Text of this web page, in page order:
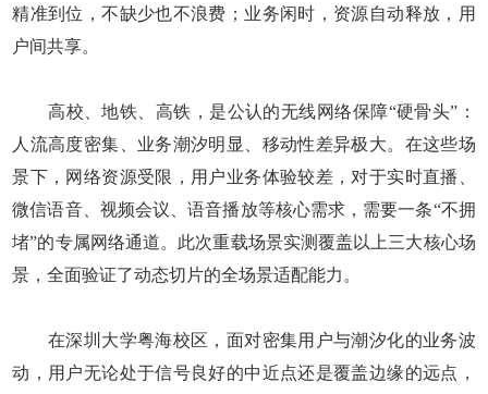
精准到位，不缺少也不浪费；业务闲时，资源自动释放，用
户间共享。
高校、地铁、高铁，是公认的无线网络保障“硬骨头”：
人流高度密集、业务潮汐明显、移动性差异极大。在这些场
景下，网络资源受限，用户业务体验较差，对于实时直播、
微信语音、视频会议、语音播放等核心需求，需要一条“不拥
堵”的专属网络通道。此次重载场景实测覆盖以上三大核心场
景，全面验证了动态切片的全场景适配能力。
在深圳大学粤海校区，面对密集用户与潮汐化的业务波
动，用户无论处于信号良好的中近点还是覆盖边缘的远点，